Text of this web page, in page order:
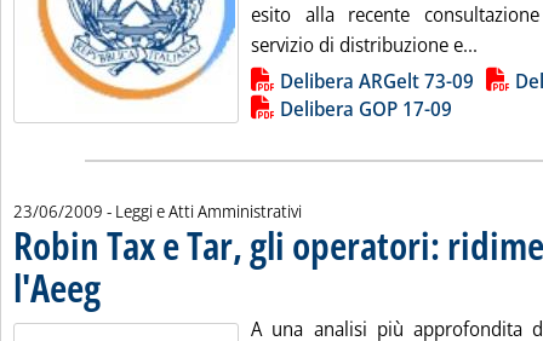
esito alla recente
servizio di distribuzione e...
Lista allegati PDF alla notiziaDelibera ARGelt 73-09
Delibera GOP 17-09
23/06/2009 - Leggi e Atti Amministrativi
Robin Tax e Tar, gli operatori:
l'Aeeg. Pubblicata martedì 23 giugno 2009 alle 15.2.
A una analisi più approfondita